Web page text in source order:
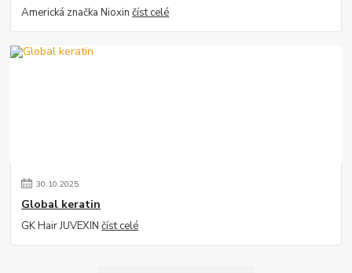
Americká značka Nioxinčíst celé
30.10.2025
Global keratin
GK Hair JUVEXINčíst celé